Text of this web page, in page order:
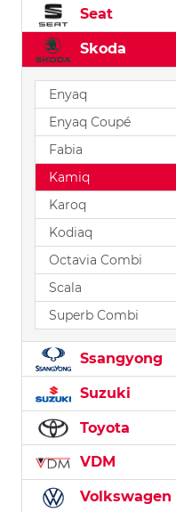
Seat
Skoda
Enyaq
Enyaq Coupé
Fabia
Kamiq
Karoq
Kodiaq
Octavia Combi
Scala
Superb Combi
Ssangyong
Suzuki
Toyota
VDM
Volkswagen